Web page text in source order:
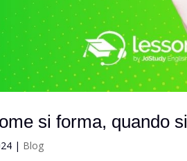
si forma, quando
| Blog